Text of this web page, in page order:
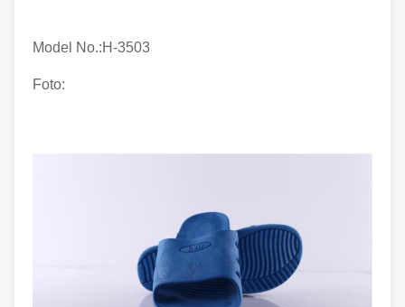
Model No.:H-3503
Foto: